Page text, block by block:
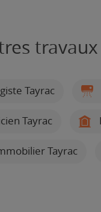
travaux
Tayrac
Tayrac
Tayrac